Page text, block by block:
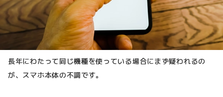
長年にわたって同じ機種を使っている場合にまず疑われるの
が、スマホ本体の不調です。